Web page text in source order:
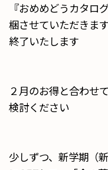
『おめめどうカタロ
梱させていただきま
終了いたします
２月のお得と合わせ
検討ください
少しずつ、新学期（